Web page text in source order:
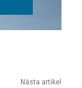
Nästa artikel